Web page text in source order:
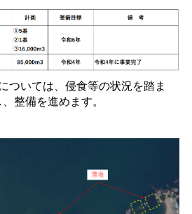
ついては、侵食等の状況を踏ま
整備を進めます。